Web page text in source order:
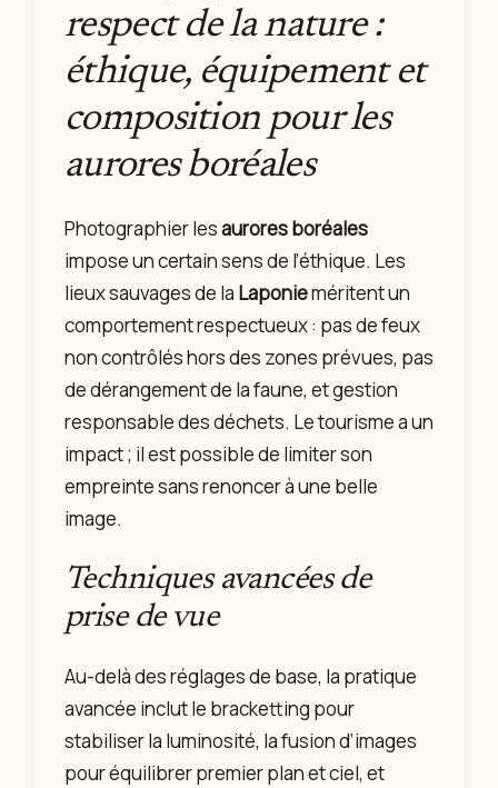
respect de la nature :
éthique, équipement et
composition pour les
aurores boréales
Photographier lesaurores boréales
impose un certain sens de l’éthique. Les
lieux sauvages de la Laponieméritent un
comportement respectueux : pas de feux
non contrôlés hors des zones prévues, pas
de dérangement de la faune, et gestion
responsable des déchets. Le tourisme a un
impact ; il est possible de limiter son
empreinte sans renoncer à une belle
image.
Techniques avancées de
prise de vue
Au-delà des réglages de base, la pratique
avancée inclut le bracketting pour
stabiliser la luminosité, la fusion d’images
pour équilibrer premier plan et ciel, et